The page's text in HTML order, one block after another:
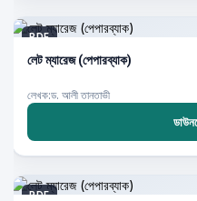
PDF
লেট ম্যারেজ (পেপারব্যাক)
লেখক:ড. আলী তানতাভী
PDF